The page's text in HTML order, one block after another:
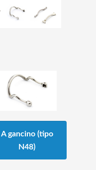
A gancino (tipo
N48)